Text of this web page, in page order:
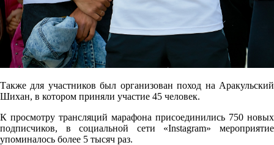
Также для участников был организован поход на Аракульский
Шихан, в котором приняли участие 45 человек.
К просмотру трансляций марафона присоединились 750 новых
подписчиков, в социальной сети «Instagram» мероприятие
упоминалось более 5 тысяч раз.